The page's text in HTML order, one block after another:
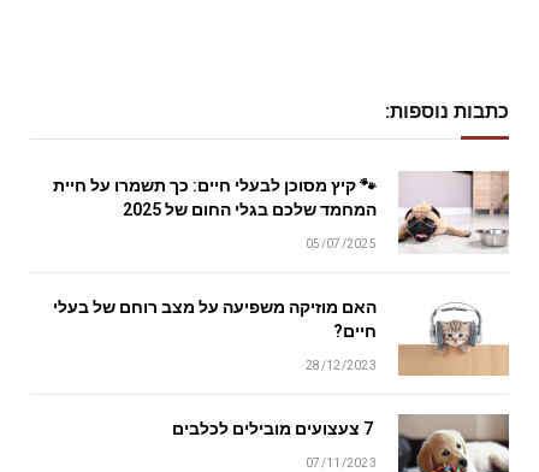
כתבות נוספות:
🐾 קיץ מסוכן לבעלי חיים: כך תשמרו על חיית
המחמד שלכם בגלי החום של 2025
05/07/2025
האם מוזיקה משפיעה על מצב רוחם של בעלי
חיים?
28/12/2023
07/11/2023